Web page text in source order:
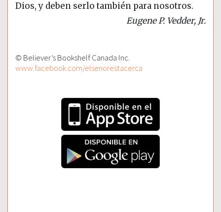
Dios, y deben serlo también para nosotros.
Eugene P. Vedder, Jr.
© Believer’s Bookshelf Canada Inc.
www.facebook.com/elsenorestacerca